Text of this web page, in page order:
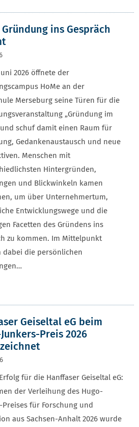
ins Gespräch
2026 öffnete der
HoMe an der
Merseburg seine Türen für die
„Gründung im
schuf damit einen Raum für
Gedankenaustausch und neue
Menschen mit
Hintergründen,
und Blickwinkeln kamen
um über Unternehmertum,
Entwicklungswege und die
Facetten des Gründens ins
zu kommen. Im Mittelpunkt
dabei die persönlichen
Geiseltal eG beim
Preis 2026
für die Hanffaser Geiseltal eG:
der Verleihung des Hugo-
Preises für Forschung und
aus Sachsen-Anhalt 2026 wurde